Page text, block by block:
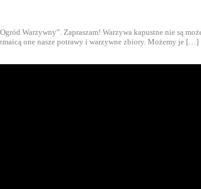
Warzywny”. Zapraszam! Warzywa kapustne nie są
one nasze potrawy i warzywne zbiory. Możemy je […]